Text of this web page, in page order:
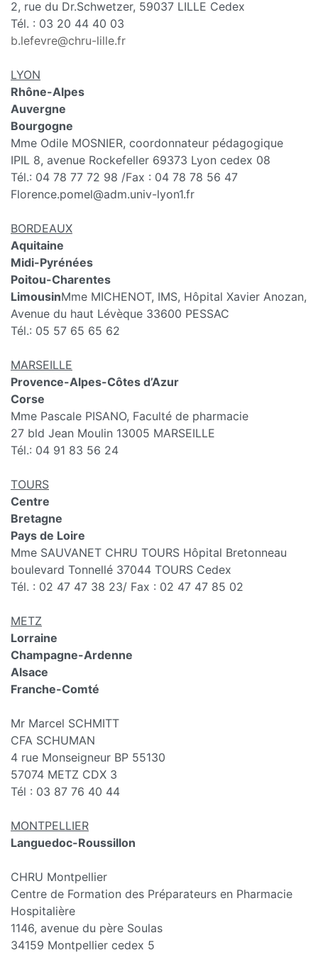
2, rue du Dr.Schwetzer, 59037 LILLE Cedex
Tél. : 03 20 44 40 03
b.lefevre@chru-lille.fr
LYON
Rhône-Alpes
Auvergne
Bourgogne
Mme Odile MOSNIER, coordonnateur pédagogique
IPIL 8, avenue Rockefeller 69373 Lyon cedex 08
Tél.: 04 78 77 72 98 /Fax : 04 78 78 56 47
Florence.pomel@adm.univ-lyon1.fr
BORDEAUX
Aquitaine
Midi-Pyrénées
Poitou-Charentes
LimousinMme MICHENOT, IMS, Hôpital Xavier Anozan,
Avenue du haut Lévèque 33600 PESSAC
Tél.: 05 57 65 65 62
MARSEILLE
Provence-Alpes-Côtes d’Azur
Corse
Mme Pascale PISANO, Faculté de pharmacie
27 bld Jean Moulin 13005 MARSEILLE
Tél.: 04 91 83 56 24
TOURS
Centre
Bretagne
Pays de Loire
Mme SAUVANET CHRU TOURS Hôpital Bretonneau
boulevard Tonnellé 37044 TOURS Cedex
Tél. : 02 47 47 38 23/ Fax : 02 47 47 85 02
METZ
Lorraine
Champagne-Ardenne
Alsace
Franche-Comté
Mr Marcel SCHMITT
CFA SCHUMAN
4 rue Monseigneur BP 55130
57074 METZ CDX 3
Tél : 03 87 76 40 44
MONTPELLIER
Languedoc-Roussillon
CHRU Montpellier
Centre de Formation des Préparateurs en Pharmacie
Hospitalière
1146, avenue du père Soulas
34159 Montpellier cedex 5